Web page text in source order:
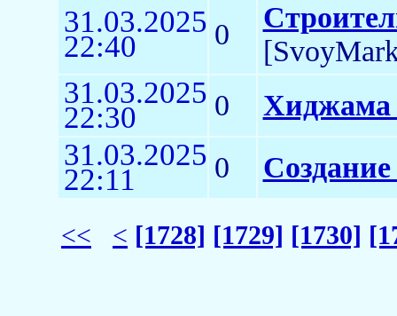
31.03.2025
22:40 0
31.03.2025
22:30 0 Хиджама
31.03.2025
22:11 0
<< < [1728] [1729] [1730]